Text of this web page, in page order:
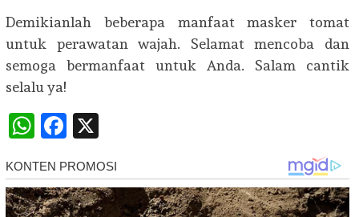
Demikianlah beberapa manfaat masker tomat
untuk perawatan wajah. Selamat mencoba dan
semoga bermanfaat untuk Anda. Salam cantik
selalu ya!
WhatsApp
Facebook